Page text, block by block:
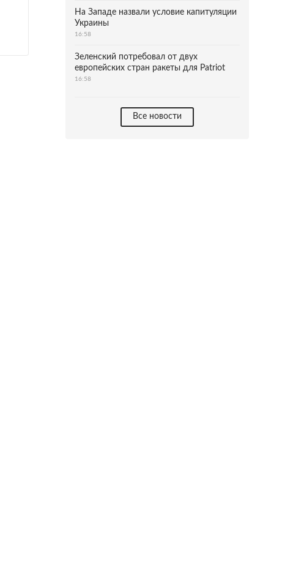
На Западе назвали условие капитуляции
Украины
16:58
Зеленский потребовал от двух
европейских стран ракеты для Patriot
16:58
Все новости